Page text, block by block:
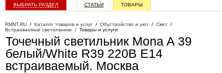
ВЫБРАТЬ РАЗДЕЛ СТАТЬИ ТОВАРЫ
RMNT.RU / Каталог товаров и услуг / Обустройство и уют / Свет /
Встраиваемые светильники / Товары и услуги
Точечный светильник Mona A 39
белый/White R39 220В Е14
встраиваемый. Москва